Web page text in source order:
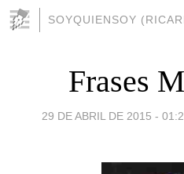
SOYQUIENSOY
Frases
29 DE ABRIL DE 2015 -